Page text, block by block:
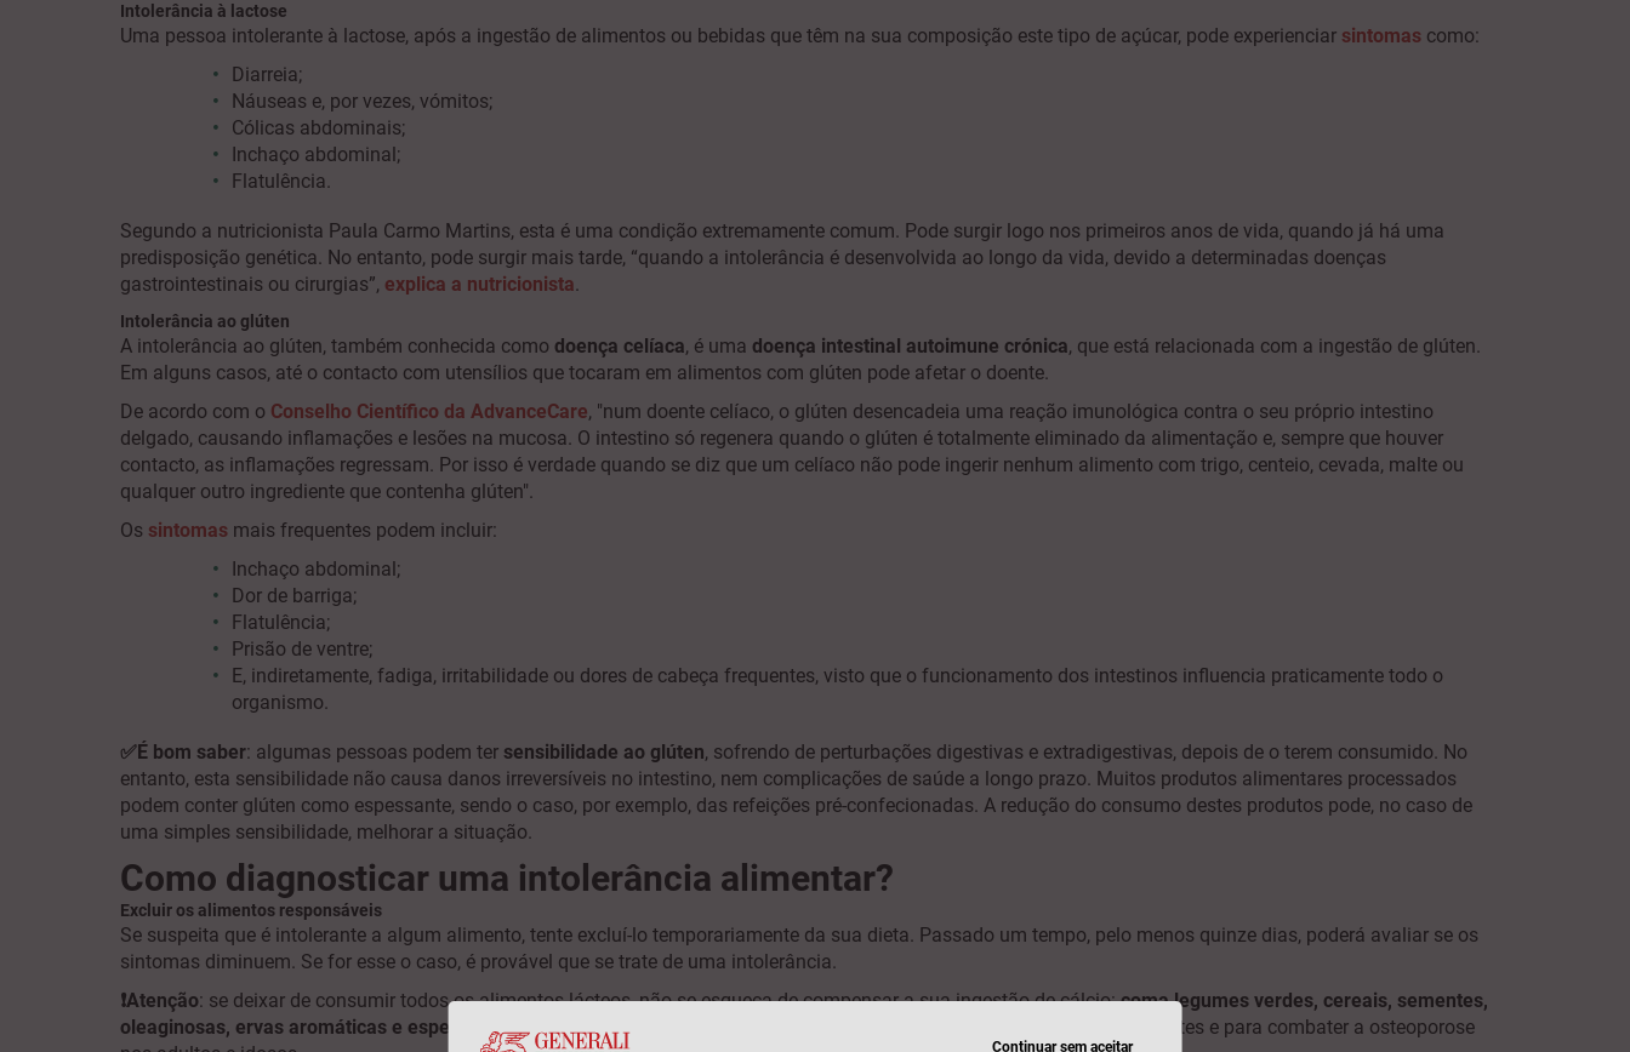
Intolerância à lactose
Uma pessoa intolerante à lactose, após a ingestão de alimentos ou bebidas que têm na sua composição este tipo de açúcar, pode experienciar sintomas como:
Diarreia;
Náuseas e, por vezes, vómitos;
Cólicas abdominais;
Inchaço abdominal;
Flatulência.
Segundo a nutricionista Paula Carmo Martins, esta é uma condição extremamente comum. Pode surgir logo nos primeiros anos de vida, quando já há uma
predisposição genética. No entanto, pode surgir mais tarde, “quando a intolerância é desenvolvida ao longo da vida, devido a determinadas doenças
gastrointestinais ou cirurgias”, explica a nutricionista.
Intolerância ao glúten
A intolerância ao glúten, também conhecida como doença celíaca, é uma doença intestinal autoimune crónica, que está relacionada com a ingestão de glúten.
Em alguns casos, até o contacto com utensílios que tocaram em alimentos com glúten pode afetar o doente.
De acordo com o Conselho Científico da AdvanceCare, "num doente celíaco, o glúten desencadeia uma reação imunológica contra o seu próprio intestino
delgado, causando inflamações e lesões na mucosa. O intestino só regenera quando o glúten é totalmente eliminado da alimentação e, sempre que houver
contacto, as inflamações regressam. Por isso é verdade quando se diz que um celíaco não pode ingerir nenhum alimento com trigo, centeio, cevada, malte ou
qualquer outro ingrediente que contenha glúten".
Os sintomas mais frequentes podem incluir:
Inchaço abdominal;
Dor de barriga;
Flatulência;
Prisão de ventre;
E, indiretamente, fadiga, irritabilidade ou dores de cabeça frequentes, visto que o funcionamento dos intestinos influencia praticamente todo o
organismo.
✅É bom saber: algumas pessoas podem ter sensibilidade ao glúten, sofrendo de perturbações digestivas e extradigestivas, depois de o terem consumido. No
entanto, esta sensibilidade não causa danos irreversíveis no intestino, nem complicações de saúde a longo prazo. Muitos produtos alimentares processados
podem conter glúten como espessante, sendo o caso, por exemplo, das refeições pré-confecionadas. A redução do consumo destes produtos pode, no caso de
uma simples sensibilidade, melhorar a situação.
Como diagnosticar uma intolerância alimentar?
Excluir os alimentos responsáveis
Se suspeita que é intolerante a algum alimento, tente excluí-lo temporariamente da sua dieta. Passado um tempo, pelo menos quinze dias, poderá avaliar se os
sintomas diminuem. Se for esse o caso, é provável que se trate de uma intolerância.
❗Atenção: se deixar de consumir todos os alimentos lácteos, não se esqueça de compensar a sua ingestão de cálcio:coma legumes verdes, cereais, sementes,
oleaginosas, ervas aromáticas e especiarias. Como sabe, o cálcio é essencial para o crescimento das crianças e adolescentes e para combater a osteoporose
Continuar sem aceitar